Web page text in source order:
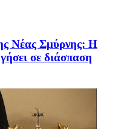
Νέας Σμύρνης: Η
σε διάσπαση